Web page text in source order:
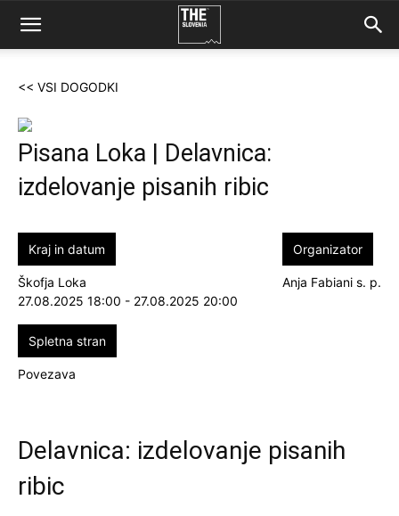
<< VSI DOGODKI
Pisana Loka | Delavnica:
izdelovanje pisanih ribic
Kraj in datum
Škofja Loka
27.08.2025 18:00 - 27.08.2025 20:00
Organizator
Anja Fabiani s. p.
Spletna stran
Povezava
Delavnica: izdelovanje pisanih
ribic